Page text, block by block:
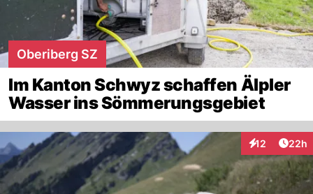
Oberiberg SZ
Im Kanton Schwyz schaffen Älpler
Wasser ins Sömmerungsgebiet
12
Interaktionen
22h